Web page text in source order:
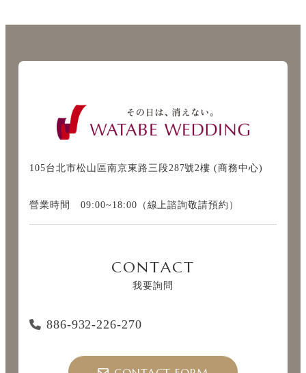
105台北市松山區南京東路三段287號2樓 (商務中心)
營業時間 09:00~18:00（線上諮詢敬請預約）
CONTACT
我要詢問
886-932-226-270